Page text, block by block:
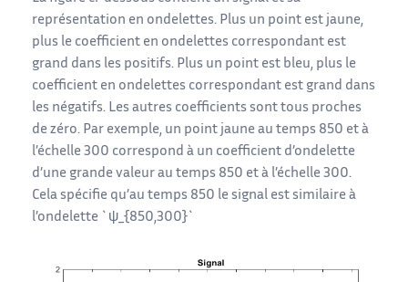
représentation en ondelettes. Plus un point est jaune,
plus le coefficient en ondelettes correspondant est
grand dans les positifs. Plus un point est bleu, plus le
coefficient en ondelettes correspondant est grand dans
les négatifs. Les autres coefficients sont tous proches
de zéro. Par exemple, un point jaune au temps 850 et à
l’échelle 300 correspond à un coefficient d’ondelette
d’une grande valeur au temps 850 et à l’échelle 300.
Cela spécifie qu’au temps 850 le signal est similaire à
l’ondelette `ψ_{850,300}`